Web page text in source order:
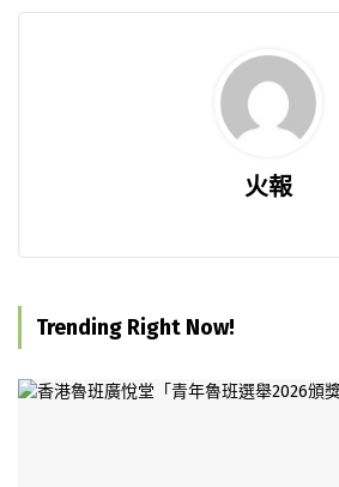
火報
Trending Right Now!